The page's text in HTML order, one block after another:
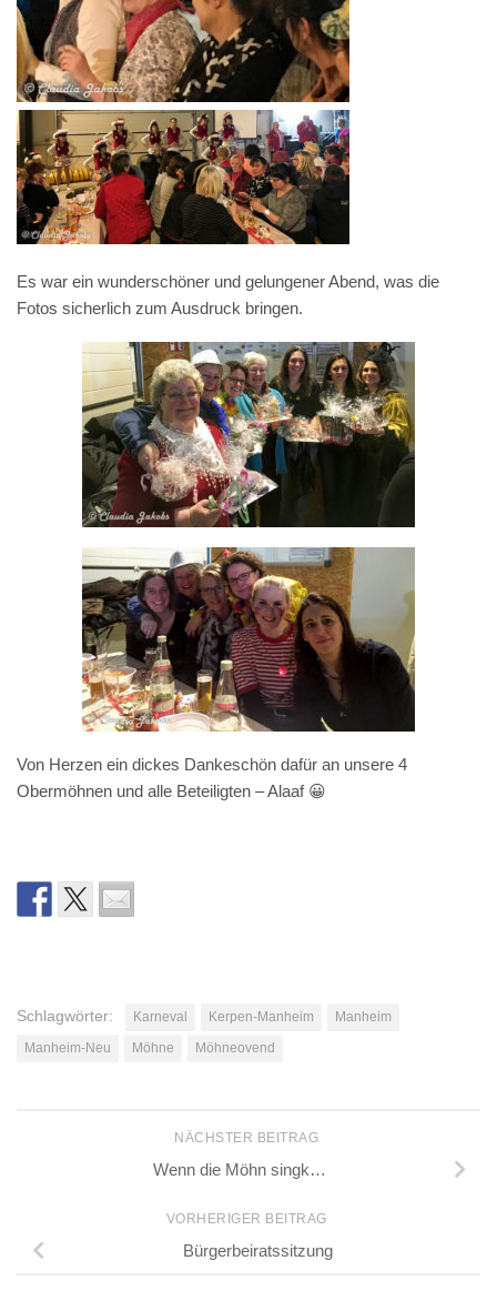
Es war ein wunderschöner und gelungener Abend, was die
Fotos sicherlich zum Ausdruck bringen.
Von Herzen ein dickes Dankeschön dafür an unsere 4
Obermöhnen und alle Beteiligten – Alaaf 😀
Schlagwörter: Karneval Kerpen-Manheim
Manheim
Manheim-Neu
Möhne Möhneovend
NÄCHSTER BEITRAG
Wenn die Möhn singk…
VORHERIGER BEITRAG
Bürgerbeiratssitzung